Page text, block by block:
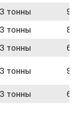
тонны
тонны
тонны
тонны
тонны